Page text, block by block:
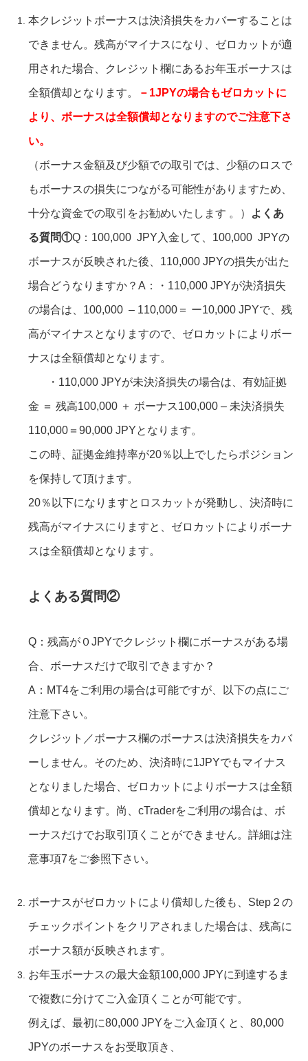
本クレジットボーナスは決済損失をカバーすることは
できません。残高がマイナスになり、ゼロカットが適
用された場合、クレジット欄にあるお年玉ボーナスは
全額償却となります。 －1JPYの場合もゼロカットに
より、ボーナスは全額償却となりますのでご注意下さ
い。
（ボーナス金額及び少額での取引では、少額のロスで
もボーナスの損失につながる可能性がありますため、
十分な資金での取引をお勧めいたします 。） よくあ
る質問①Q：100,000 JPY入金して、100,000 JPYの
ボーナスが反映された後、110,000 JPYの損失が出た
場合どうなりますか？ A：・110,000 JPYが決済損失
の場合は、100,000 – 110,000＝ ー10,000 JPYで、残
高がマイナスとなりますので、ゼロカットによりボー
ナスは全額償却となります。
・110,000 JPYが未決済損失の場合は、有効証拠
金 ＝ 残高100,000 ＋ ボーナス100,000 – 未決済損失
110,000＝90,000 JPYとなります。
この時、証拠金維持率が20％以上でしたらポジション
を保持して頂けます。
20％以下になりますとロスカットが発動し、決済時に
残高がマイナスにりますと、ゼロカットによりボーナ
スは全額償却となります。
よくある質問②
Q：残高が０JPYでクレジット欄にボーナスがある場
合、ボーナスだけで取引できますか？
A：MT4をご利用の場合は可能ですが、以下の点にご
注意下さい。
クレジット／ボーナス欄のボーナスは決済損失をカバ
ーしません。そのため、決済時に1JPYでもマイナス
となりました場合、ゼロカットによりボーナスは全額
償却となります。 ​尚、cTraderをご利用の場合は、ボ
ーナスだけでお取引頂くことができません。詳細は注
意事項7をご参照下さい。
ボーナスがゼロカットにより償却した後も、Step２の
チェックポイントをクリアされました場合は、残高に
ボーナス額が反映されます。
お年玉ボーナスの最大金額100,000 JPYに到達するま
で複数に分けてご入金頂くことが可能です。
例えば、最初に80,000 JPYをご入金頂くと、80,000
JPYのボーナスをお受取頂き、